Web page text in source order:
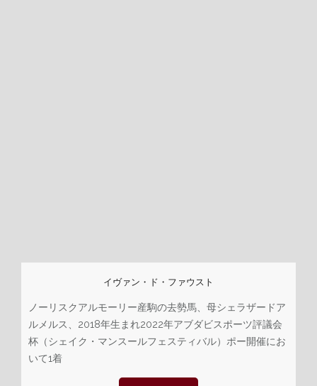
イヴァン・ド・ファウスト
ノーリスクアルモーリー産駒の去勢馬、母シェラザードア
ルメルス、2018年生まれ2022年アブダビスポーツ評議会
杯（シェイク・マンスールフェスティバル）ポー開催にお
いて1着